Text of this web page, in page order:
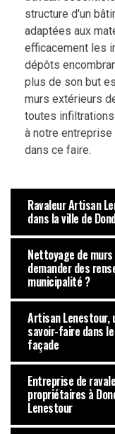
structure d'un
adaptées aux
efficacement les
dépôts
plus de son but
murs extérieurs
toutes
à notre
dans ce faire.
Ravaleur Artisan
dans la ville de
Nettoyage de
demander des
municipalité ?
Artisan Lenestour,
savoir-faire dans
façade
Entreprise de
propriétaires à
Lenestour